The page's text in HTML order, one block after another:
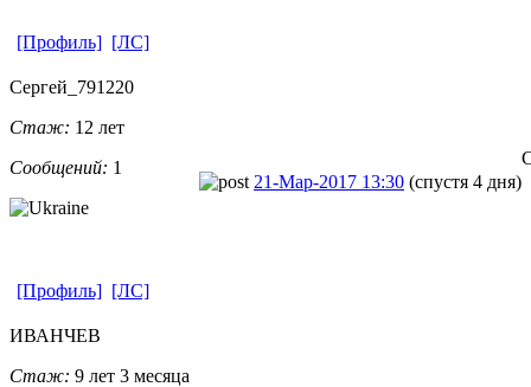
[Профиль] [ЛС]
Сергей_79122​0
Стаж: 12 лет
Сообщений: 1
21-Мар-2017 13:30 (спустя 4 дня)
[Профиль] [ЛС]
ИВАНЧЕВ
Стаж: 9 лет 3 месяца